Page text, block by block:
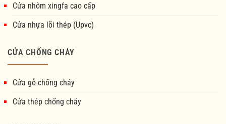
Cửa nhôm xingfa cao cấp
Cửa nhựa lõi thép (Upvc)
CỬA CHỐNG CHÁY
Cửa gỗ chống cháy
Cửa thép chống cháy